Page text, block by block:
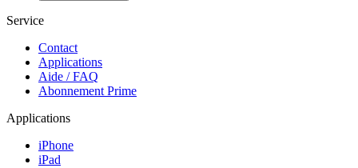
Service
Contact
Applications
Aide / FAQ
Abonnement Prime
Applications
iPhone
iPad